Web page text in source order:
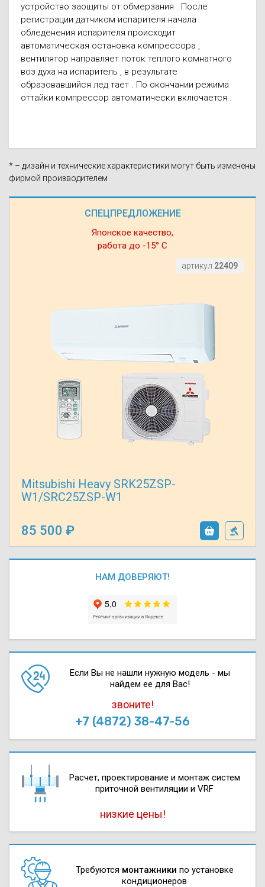
СПЕЦПРЕДЛОЖЕНИЕ
Японское качество,
работа до -15° С
артикул 22409
Mitsubishi Heavy SRK25ZSP-
W1/SRC25ZSP-W1
85 500
НАМ ДОВЕРЯЮТ!
Если Вы не нашли нужную модель - мы
найдем ее для Вас!
звоните!
+7 (4872) 38-47-56
Расчет, проектирова­ние и монтаж систем
приточной вентиляции и VRF
низкие цены!
Требуются монтажники по установке
кондиционеров
устройство заoщиты от обмерзания . После
регистрации датчиком испарителя начала
обледенения испарителя происходит
автоматическая остановка компрессора ,
вентилятор направляет поток теплого комнатного
воз духа на испаритель , в результате
образовавшийся лед тает . По окончании режима
оттайки компрессор автоматически включается .
* – дизайн и технические характеристики могут быть изменены
фирмой производителем